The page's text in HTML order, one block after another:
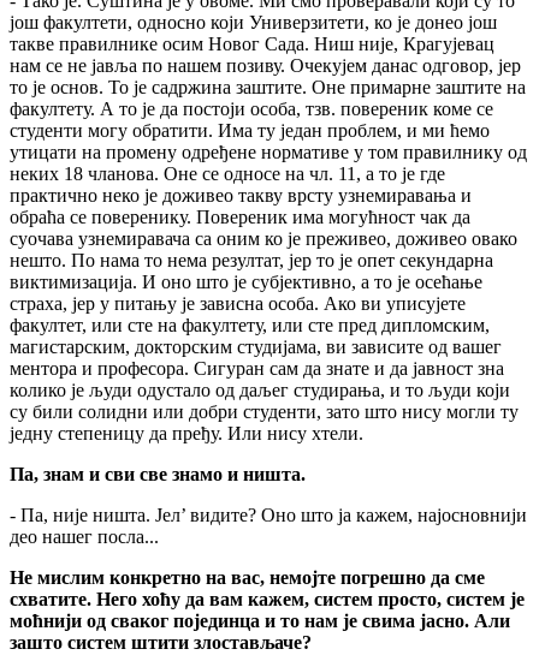
још факултети, односно који Универзитети, ко је донео још
такве правилнике осим Новог Сада. Ниш није, Крагујевац
нам се не јавља по нашем позиву. Очекујем данас одговор, јер
то је основ. То је садржина заштите. Оне примарне заштите на
факултету. А то је да постоји особа, тзв. повереник коме се
студенти могу обратити. Има ту један проблем, и ми ћемо
утицати на промену одређене нормативе у том правилнику од
неких 18 чланова. Оне се односе на чл. 11, а то је где
практично неко је доживео такву врсту узнемиравања и
обраћа се поверенику. Повереник има могућност чак да
суочава узнемиравача са оним ко је преживео, доживео овако
нешто. По нама то нема резултат, јер то је опет секундарна
виктимизација. И оно што је субјективно, а то је осећање
страха, јер у питању је зависна особа. Ако ви уписујете
факултет, или сте на факултету, или сте пред дипломским,
магистарским, докторским студијама, ви зависите од вашег
ментора и професора. Сигуран сам да знате и да јавност зна
колико је људи одустало од даљег студирања, и то људи који
су били солидни или добри студенти, зато што нису могли ту
једну степеницу да пређу. Или нису хтели.
Па, знам и сви све знамо и ништа.
- Па, није ништа. Јел’ видите? Оно што ја кажем, најосновнији
део нашег посла...
Не мислим конкретно на вас, немојте погрешно да сме
схватите. Него хоћу да вам кажем, систем просто, систем је
моћнији од сваког појединца и то нам је свима јасно. Али
зашто систем штити злостављаче?